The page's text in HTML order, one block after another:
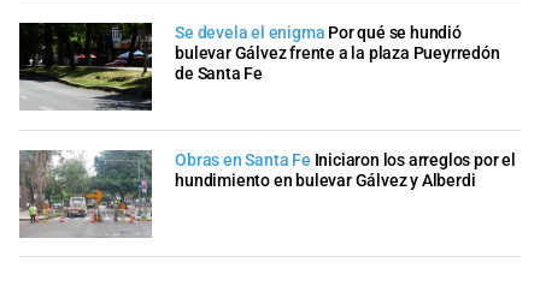
Se devela el enigma Por qué se hundió
bulevar Gálvez frente a la plaza Pueyrredón
de Santa Fe
Obras en Santa Fe Iniciaron los arreglos por el
hundimiento en bulevar Gálvez y Alberdi